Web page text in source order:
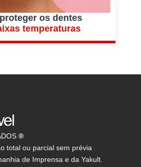
os dentes
temperaturas
®
total ou parcial sem prévia
de Imprensa e da Yakult.